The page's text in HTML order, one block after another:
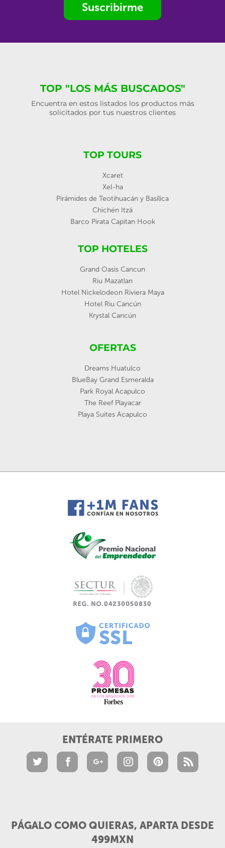
Suscribirme
TOP "LOS MÁS BUSCADOS"
Encuentra en estos listados los productos más
solicitados por tus nuestros clientes
TOP TOURS
Xcaret
Xel-ha
Pirámides de Teotihuacán y Basílica
Chichén Itzá
Barco Pirata Capitan Hook
TOP HOTELES
Grand Oasis Cancun
Riu Mazatlan
Hotel Nickelodeon Riviera Maya
Hotel Riu Cancún
Krystal Cancún
OFERTAS
Dreams Huatulco
BlueBay Grand Esmeralda
Park Royal Acapulco
The Reef Playacar
Playa Suites Acapulco
ENTÉRATE PRIMERO
PÁGALO COMO QUIERAS, APARTA DESDE
499MXN